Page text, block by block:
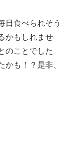
日食べられそう
かもしれませ
のことでした
も！？是非、